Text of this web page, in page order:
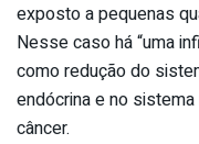
exposto a pequenas
Nesse caso há “uma
como redução do
endócrina e no
câncer.